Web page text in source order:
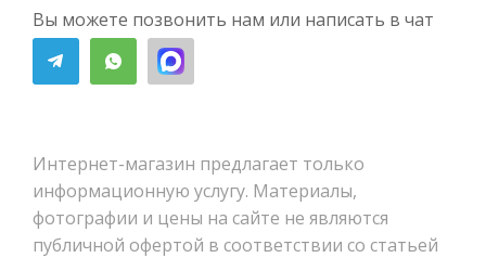
Вы можете позвонить нам или написать в чат
Интернет-магазин предлагает только
информационную услугу. Материалы,
фотографии и цены на сайте не являются
публичной офертой в соответствии со статьей